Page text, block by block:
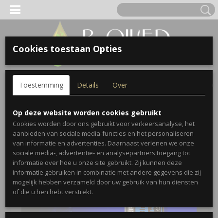
Inloggen Registreren
(0)
Home >Blends>Deep Blue™ >Deep Blue™
Cookies toestaan Opties
Toestemming Details Over
Op deze website worden cookies gebruikt
Cookies worden door ons gebruikt voor verkeersanalyse, het
aanbieden van sociale media-functies en het personaliseren
van informatie en advertenties. Daarnaast verlenen we onze
sociale media-, advertentie- en analysepartners toegang tot
informatie over hoe u onze site gebruikt. Zij kunnen deze
informatie gebruiken in combinatie met andere gegevens die zij
mogelijk hebben verzameld door uw gebruik van hun diensten
of die u hen hebt verstrekt.